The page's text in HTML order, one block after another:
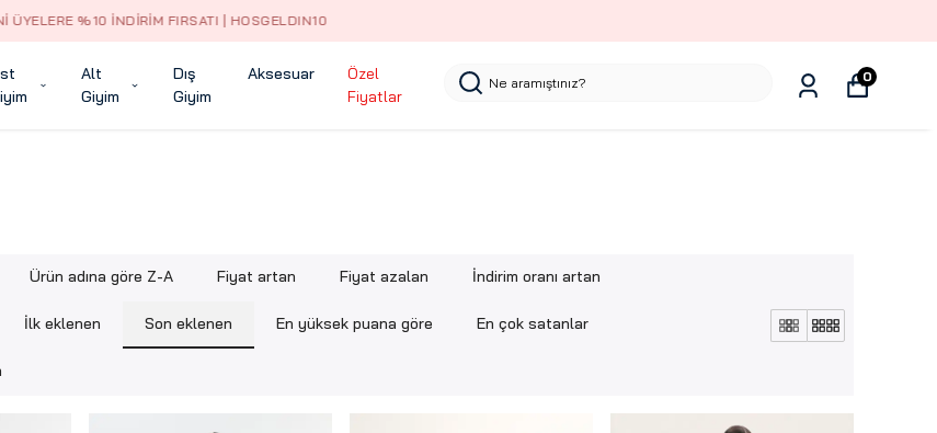
2.500 TL ÜZERI ÜCRETSIZ KARGO
Alt
Giyim
Dış
Giyim
Aksesuar
Özel
Fiyatlar
0
Ürün adına göre Z-A Fiyat artan Fiyat azalan İndirim oranı artan
İlk eklenen Son eklenen En yüksek puana göre En çok satanlar